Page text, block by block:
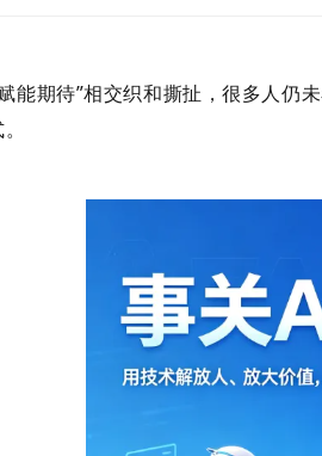
能期待”相交织和撕扯，很多人仍